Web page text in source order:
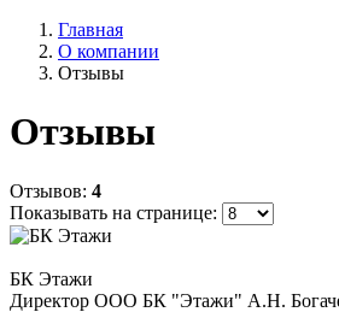
Главная
О компании
Отзывы
Отзывы
Отзывов: 4
Показывать на странице:
БК Этажи
Директор ООО БК "Этажи" А.Н.